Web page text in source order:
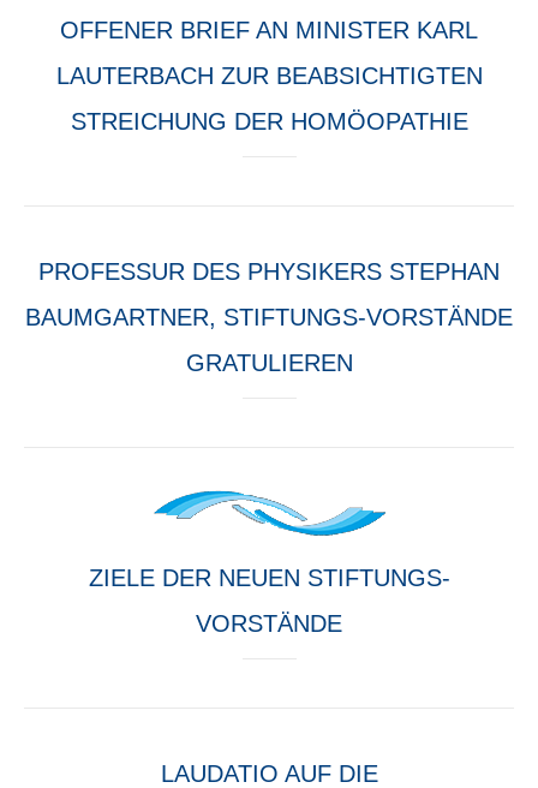
OFFENER BRIEF AN MINISTER KARL
LAUTERBACH ZUR BEABSICHTIGTEN
STREICHUNG DER HOMÖOPATHIE
PROFESSUR DES PHYSIKERS STEPHAN
BAUMGARTNER, STIFTUNGS-VORSTÄNDE
GRATULIEREN
ZIELE DER NEUEN STIFTUNGS-
VORSTÄNDE
LAUDATIO AUF DIE